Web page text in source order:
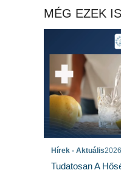
MÉG EZEK
Hírek - Aktuális
Tudatosan A